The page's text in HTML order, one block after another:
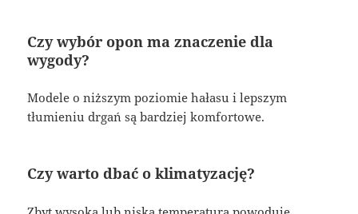
Czy wybór opon ma znaczenie dla
wygody?
Modele o niższym poziomie hałasu i lepszym
tłumieniu drgań są bardziej komfortowe.
Czy warto dbać o klimatyzację?